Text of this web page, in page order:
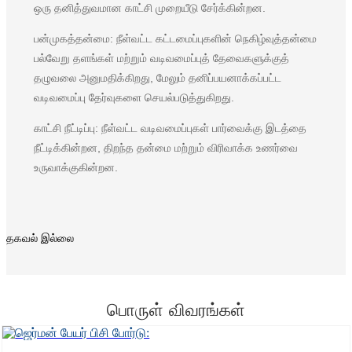
Esperanto
Hmong
नेपाली
ஒரு தனித்துவமான காட்சி முறையீடு சேர்க்கின்றன.
பன்முகத்தன்மை: நீள்வட்ட கட்டமைப்புகளின் நெகிழ்வுத்தன்மை
பல்வேறு தளங்கள் மற்றும் வடிவமைப்புத் தேவைகளுக்குத்
தழுவலை அனுமதிக்கிறது, மேலும் தனிப்பயனாக்கப்பட்ட
வடிவமைப்பு தேர்வுகளை செயல்படுத்துகிறது.
காட்சி நீட்டிப்பு: நீள்வட்ட வடிவமைப்புகள் பார்வைக்கு இடத்தை
நீட்டிக்கின்றன, திறந்த தன்மை மற்றும் விரிவாக்க உணர்வை
உருவாக்குகின்றன.
தகவல் இல்லை
பொருள் விவரங்கள்